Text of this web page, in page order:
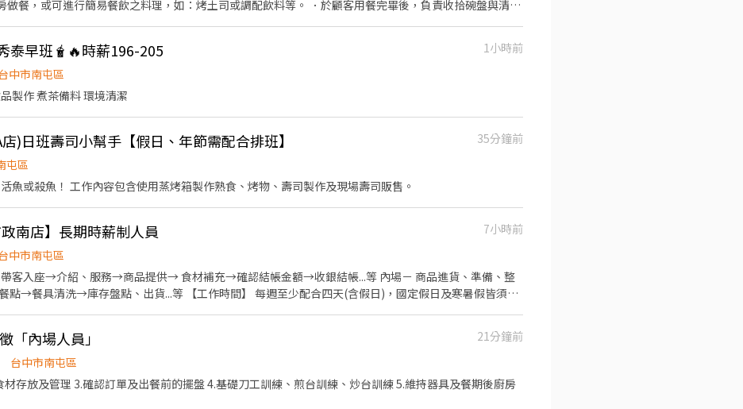
做餐，或可進行簡易餐飲之料理，如：烤土司或調配飲料等。 ．於顧客用餐完畢後，負責收拾碗盤與清理
泰早班🧋🔥時薪196-205
1小時前
中市南屯區
門市收銀 產品銷售 飲品製作 煮茶備料 環境清潔
)日班壽司小幫手【假日、年節需配合排班】
35分鐘前
屯區
魚或殺魚！ 工作內容包含使用蒸烤箱製作熟食、烤物、壽司製作及現場壽司販售。
政南店】長期時薪制人員
7小時前
中市南屯區
帶客入座→介紹、服務→商品提供→ 食材補充→確認結帳金額→收銀結帳...等 內場－ 商品進貨、準備、整
→餐具清洗→庫存盤點、出貨...等 【工作時間】 每週至少配合四天(含假日)，國定假日及寒暑假皆須配
「內場人員」
21分鐘前
台中市南屯區
材存放及管理 3.確認訂單及出餐前的擺盤 4.基礎刀工訓練、煎台訓練、炒台訓練 5.維持器具及餐期後廚房